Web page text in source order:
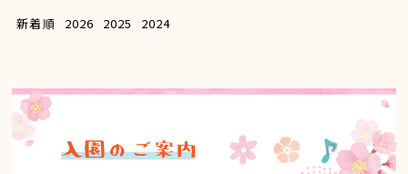
新着順 2026 2025 2024